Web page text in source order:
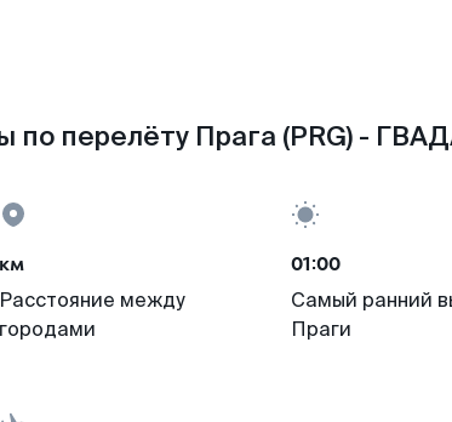
по перелёту Прага (PRG) -
км
Расстояние между
городами
01:00
Самый ранний
Праги